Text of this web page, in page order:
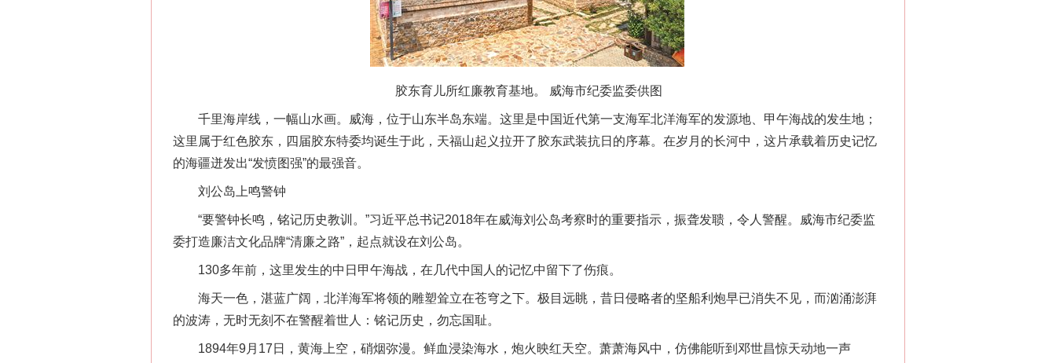
胶东育儿所红廉教育基地。 威海市纪委监委供图
千里海岸线，一幅山水画。威海，位于山东半岛东端。这里是中国近代第一支海军北洋海军的发源地、甲午海战的发生地；
这里属于红色胶东，四届胶东特委均诞生于此，天福山起义拉开了胶东武装抗日的序幕。在岁月的长河中，这片承载着历史记忆
的海疆迸发出“发愤图强”的最强音。
刘公岛上鸣警钟
“要警钟长鸣，铭记历史教训。”习近平总书记2018年在威海刘公岛考察时的重要指示，振聋发聩，令人警醒。威海市纪委监
委打造廉洁文化品牌“清廉之路”，起点就设在刘公岛。
130多年前，这里发生的中日甲午海战，在几代中国人的记忆中留下了伤痕。
海天一色，湛蓝广阔，北洋海军将领的雕塑耸立在苍穹之下。极目远眺，昔日侵略者的坚船利炮早已消失不见，而汹涌澎湃
的波涛，无时无刻不在警醒着世人：铭记历史，勿忘国耻。
1894年9月17日，黄海上空，硝烟弥漫。鲜血浸染海水，炮火映红天空。萧萧海风中，仿佛能听到邓世昌惊天动地一声